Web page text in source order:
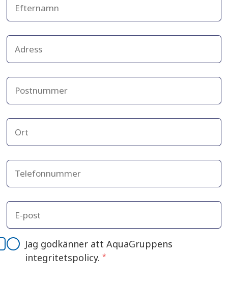
Jag godkänner att AquaGruppens
integritetspolicy. *